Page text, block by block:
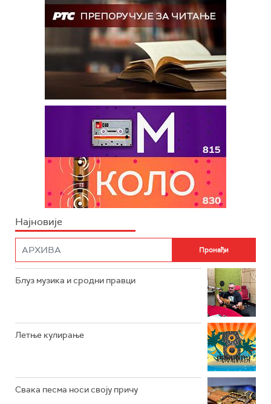
Најновије
Блуз музика и сродни правци
Летње кулирање
Свака песма носи своју причу